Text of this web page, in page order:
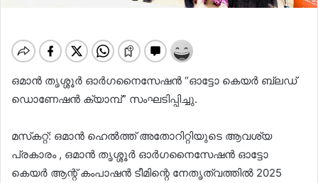
ഒമാൻ തൃശ്ശൂർ ഓർഗനൈസേഷൻ “ഓട്ടോ കെയര്‍ ബ്ലഡ്
ഡൊണേഷന്‍ ക്യാമ്പ്” സംഘടിപ്പിച്ചു.
മസ്‌കറ്റ്: ഒമാൻ ഹെൽത്ത് അതോറിറ്റിയുടെ ആവശ്യ
പ്രകാരം , ഒമാൻ തൃശ്ശൂർ ഓർഗനൈസേഷൻ ഓട്ടോ
കെയര്‍ ആന്റ് കംപാഷന്‍ ടീമിന്റെ നേതൃത്വത്തില്‍ 2025